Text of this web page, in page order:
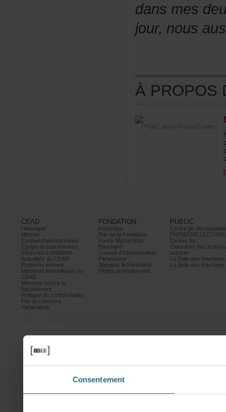
Consentement
(Photo:Marie-FranceCoallier)
CEAD
Historique
Mission
Conseild’administration
Équipeetcoordonnées
S’inscrireàl’infolettre
ActualitésduCEAD
Rapportsannuels
Membreshonorifiquesdu
CEAD
Mesurescontrele
harcèlement
Politiquedeconfidentialité
Prixetconcours
Partenaires
FONDATION
Historique
PrixdelaFondation
FondsMichelMarc
Bouchard
Conseild’administration
Partenaires
AppuyezlaFondation
Objetspromotionnels
PUBLIC
PREMIÈRELECTURE
Divans-lits
autrices